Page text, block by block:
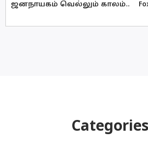
ஜனநாயகம் வெல்லும் காலம்..
Categories